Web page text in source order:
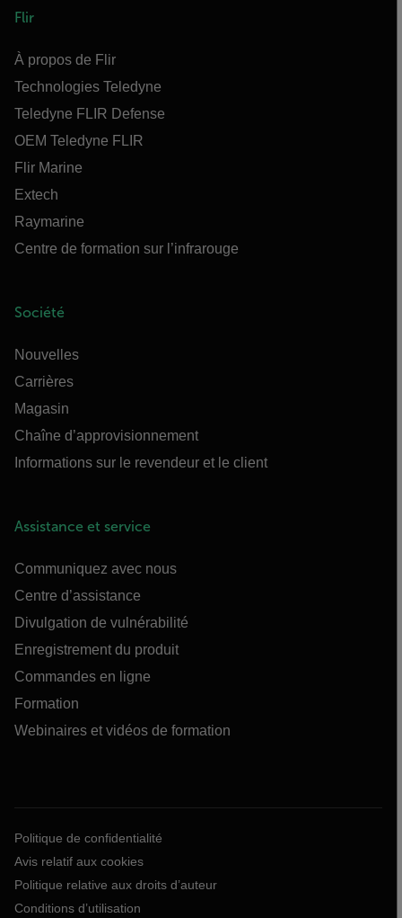
Flir
À propos de Flir
Technologies Teledyne
Teledyne FLIR Defense
OEM Teledyne FLIR
Flir Marine
Extech
Raymarine
Centre de formation sur l’infrarouge
Société
Nouvelles
Carrières
Magasin
Chaîne d’approvisionnement
Informations sur le revendeur et le client
Assistance et service
Communiquez avec nous
Centre d’assistance
Divulgation de vulnérabilité
Enregistrement du produit
Commandes en ligne
Formation
Webinaires et vidéos de formation
Politique de confidentialité
Avis relatif aux cookies
Politique relative aux droits d’auteur
Conditions d’utilisation